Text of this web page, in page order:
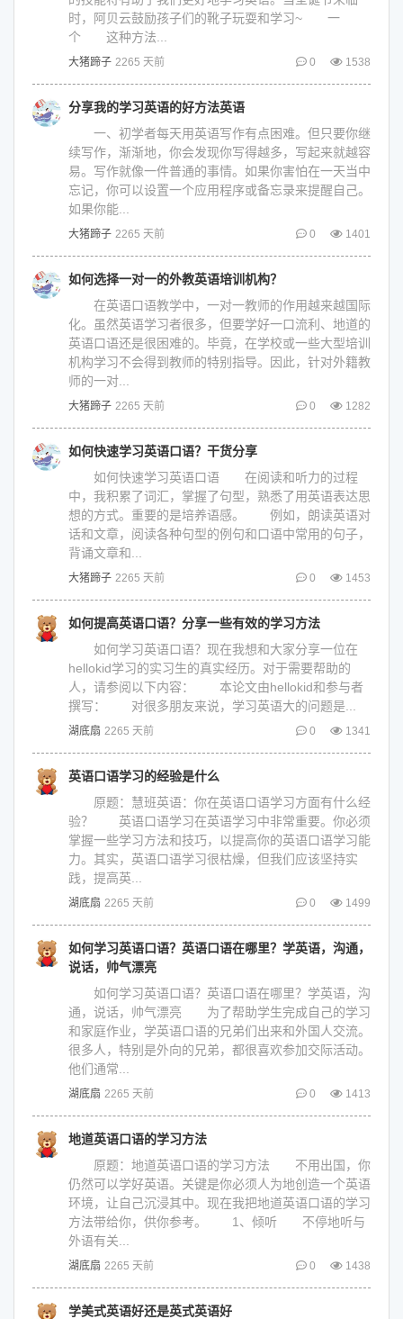
时，阿贝云鼓励孩子们的靴子玩耍和学习~ 一
个 这种方法...
大猪蹄子 2265 天前 0 1538
分享我的学习英语的好方法英语
一、初学者每天用英语写作有点困难。但只要你继
续写作，渐渐地，你会发现你写得越多，写起来就越容
易。写作就像一件普通的事情。如果你害怕在一天当中
忘记，你可以设置一个应用程序或备忘录来提醒自己。
如果你能...
大猪蹄子 2265 天前 0 1401
如何选择一对一的外教英语培训机构？
在英语口语教学中，一对一教师的作用越来越国际
化。虽然英语学习者很多，但要学好一口流利、地道的
英语口语还是很困难的。毕竟，在学校或一些大型培训
机构学习不会得到教师的特别指导。因此，针对外籍教
师的一对...
大猪蹄子 2265 天前 0 1282
如何快速学习英语口语？干货分享
如何快速学习英语口语 在阅读和听力的过程
中，我积累了词汇，掌握了句型，熟悉了用英语表达思
想的方式。重要的是培养语感。 例如，朗读英语对
话和文章，阅读各种句型的例句和口语中常用的句子，
背诵文章和...
大猪蹄子 2265 天前 0 1453
如何提高英语口语？分享一些有效的学习方法
如何学习英语口语？现在我想和大家分享一位在
hellokid学习的实习生的真实经历。对于需要帮助的
人，请参阅以下内容： 本论文由hellokid和参与者
撰写： 对很多朋友来说，学习英语大的问题是...
湖底扇 2265 天前 0 1341
英语口语学习的经验是什么
原题：慧班英语：你在英语口语学习方面有什么经
验？ 英语口语学习在英语学习中非常重要。你必须
掌握一些学习方法和技巧，以提高你的英语口语学习能
力。其实，英语口语学习很枯燥，但我们应该坚持实
践，提高英...
湖底扇 2265 天前 0 1499
如何学习英语口语？英语口语在哪里？学英语，沟通，
说话，帅气漂亮
如何学习英语口语？英语口语在哪里？学英语，沟
通，说话，帅气漂亮 为了帮助学生完成自己的学习
和家庭作业，学英语口语的兄弟们出来和外国人交流。
很多人，特别是外向的兄弟，都很喜欢参加交际活动。
他们通常...
湖底扇 2265 天前 0 1413
地道英语口语的学习方法
原题：地道英语口语的学习方法 不用出国，你
仍然可以学好英语。关键是你必须人为地创造一个英语
环境，让自己沉浸其中。现在我把地道英语口语的学习
方法带给你，供你参考。 1、倾听 不停地听与
外语有关...
湖底扇 2265 天前 0 1438
学美式英语好还是英式英语好